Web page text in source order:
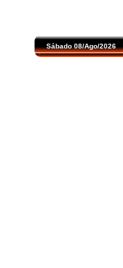
Sábado 08/Ago/2026